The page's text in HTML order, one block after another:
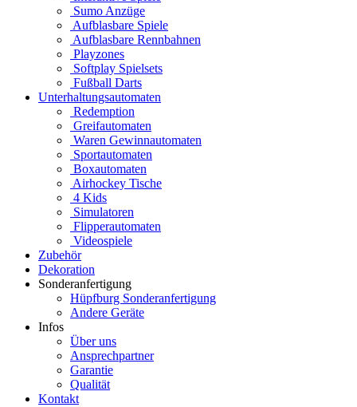
Sumo Anzüge
Aufblasbare Spiele
Aufblasbare Rennbahnen
Playzones
Softplay Spielsets
Fußball Darts
Unterhaltungsautomaten
Redemption
Greifautomaten
Waren Gewinnautomaten
Sportautomaten
Boxautomaten
Airhockey Tische
4 Kids
Simulatoren
Flipperautomaten
Videospiele
Zubehör
Dekoration
Sonderanfertigung
Hüpfburg Sonderanfertigung
Andere Geräte
Infos
Über uns
Ansprechpartner
Garantie
Qualität
Kontakt